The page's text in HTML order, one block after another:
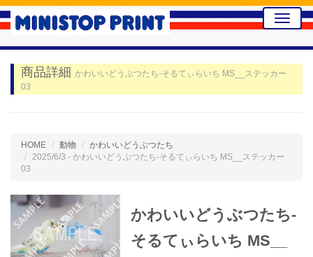
Toggle
商品詳細 かわいいどうぶつたち-そるてぃらいち MS__ステッカー
03
HOME 動物
かわいいどうぶつたち
2025/6/3 - かわいいどうぶつたち-そるてぃらいち MS__ステッカー
03
かわいいどうぶつたち-
そるてぃらいち MS__